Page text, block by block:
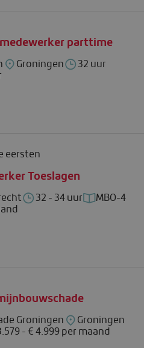
parttime
Locatie: Groningen
GroningenUren per week:
32 uur
uur
eersten
Toeslagen
Utrecht
Uren per week: 32 - 34
32 - 34 uur MBO-4
maand
Groningen
GroningenLocatie:
Groningen
HBO
€ 3.579 - € 4.999 per
- € 4.999 per maand